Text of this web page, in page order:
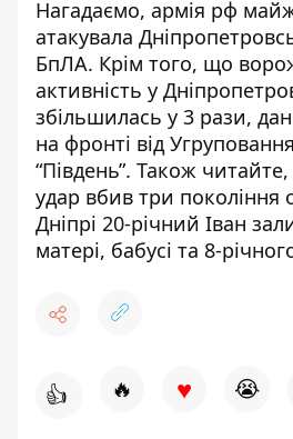
Нагадаємо, армія рф
атакувала
БпЛА. Крім того, що
активність у
збільшилась у 3 рази,
на фронті від
“Південь”. Також
удар вбив три покоління
Дніпрі 20-річний Іван
матері, бабусі та 8-
👍 🔥 ♥ 😭